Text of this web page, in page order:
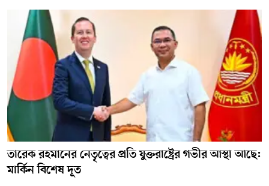
তারেক রহমানের নেতৃত্বের প্রতি যুক্তরাষ্ট্রের গভীর আস্থা আছে:
মার্কিন বিশেষ দূত